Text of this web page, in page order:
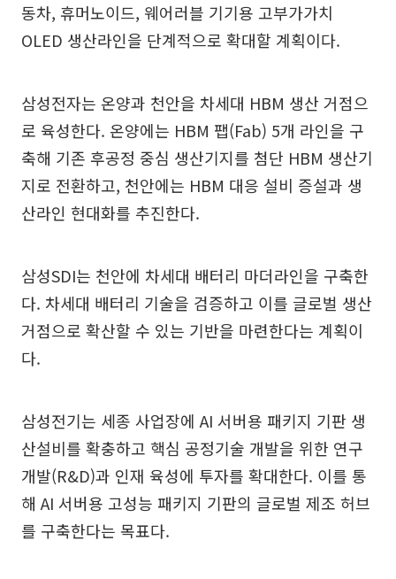
동차, 휴머노이드, 웨어러블 기기용 고부가가치
OLED 생산라인을 단계적으로 확대할 계획이다.
삼성전자는 온양과 천안을 차세대 HBM 생산 거점으
로 육성한다. 온양에는 HBM 팹(Fab) 5개 라인을 구
축해 기존 후공정 중심 생산기지를 첨단 HBM 생산기
지로 전환하고, 천안에는 HBM 대응 설비 증설과 생
산라인 현대화를 추진한다.
삼성SDI는 천안에 차세대 배터리 마더라인을 구축한
다. 차세대 배터리 기술을 검증하고 이를 글로벌 생산
거점으로 확산할 수 있는 기반을 마련한다는 계획이
다.
삼성전기는 세종 사업장에 AI 서버용 패키지 기판 생
산설비를 확충하고 핵심 공정기술 개발을 위한 연구
개발(R&D)과 인재 육성에 투자를 확대한다. 이를 통
해 AI 서버용 고성능 패키지 기판의 글로벌 제조 허브
를 구축한다는 목표다.